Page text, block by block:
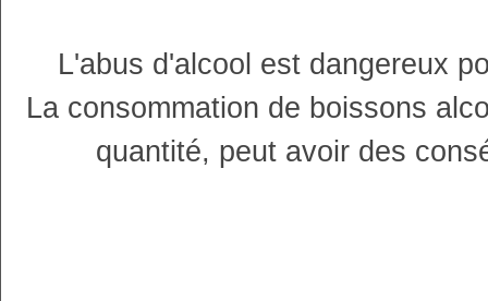
L'abus d'alcool est dangereux
La consommation de boissons
quantité, peut avoir des